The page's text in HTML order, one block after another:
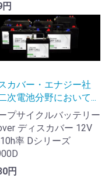
カバー・エナジー社
次電池分野において...
プサイクルバッテリー
ディスカバー 12V
率 Dシリーズ
円